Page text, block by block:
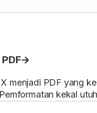
menjadi PDF yang
kekal